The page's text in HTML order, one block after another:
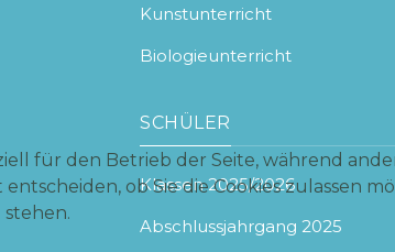
Kunstunterricht
Biologieunterricht
SCHÜLER
Klassen 2025/2026
Abschlussjahrgang 2025
für den Betrieb der Seite, während
ob Sie die Cookies zulassen